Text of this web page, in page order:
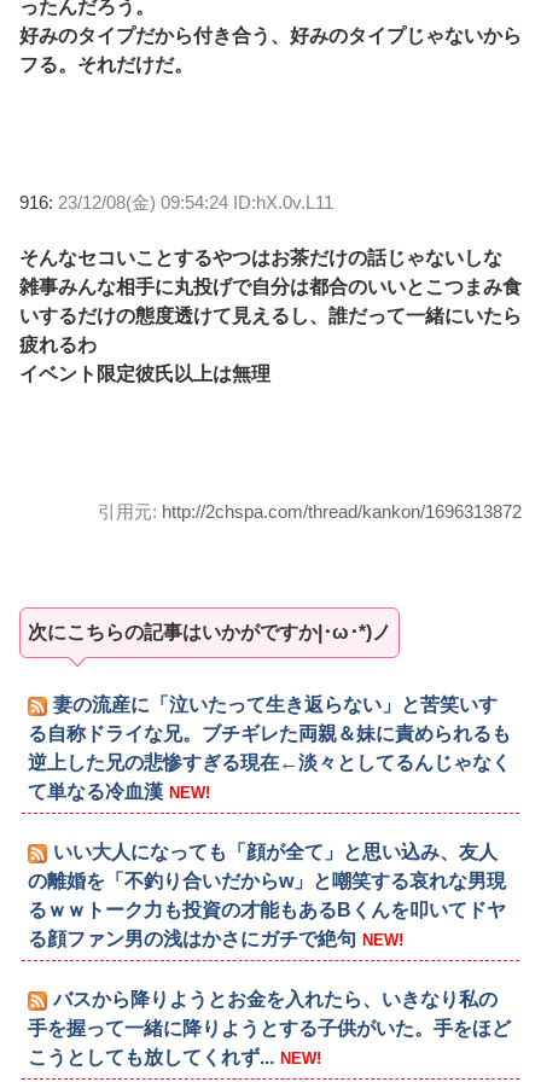
ったんだろう。
好みのタイプだから付き合う、好みのタイプじゃないから
フる。それだけだ。
916: 23/12/08(金) 09:54:24 ID:hX.0v.L11
そんなセコいことするやつはお茶だけの話じゃないしな
雑事みんな相手に丸投げで自分は都合のいいとこつまみ食
いするだけの態度透けて見えるし、誰だって一緒にいたら
疲れるわ
イベント限定彼氏以上は無理
引用元: http://2chspa.com/thread/kankon/1696313872
次にこちらの記事はいかがですか|･ω･*)ノ
妻の流産に「泣いたって生き返らない」と苦笑いす
る自称ドライな兄。ブチギレた両親＆妹に責められるも
逆上した兄の悲惨すぎる現在←淡々としてるんじゃなく
て単なる冷血漢 NEW!
いい大人になっても「顔が全て」と思い込み、友人
の離婚を「不釣り合いだからw」と嘲笑する哀れな男現
るｗｗトーク力も投資の才能もあるBくんを叩いてドヤ
る顔ファン男の浅はかさにガチで絶句 NEW!
バスから降りようとお金を入れたら、いきなり私の
手を握って一緒に降りようとする子供がいた。手をほど
こうとしても放してくれず... NEW!